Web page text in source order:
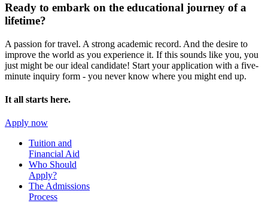
Ready to embark on the educational journey of a
lifetime?
A passion for travel. A strong academic record. And the desire to
improve the world as you experience it. If this sounds like you, you
just might be our ideal candidate! Start your application with a five-
minute inquiry form - you never know where you might end up.
It all starts here.
Apply now
Tuition and
Financial Aid
Who Should
Apply?
The Admissions
Process